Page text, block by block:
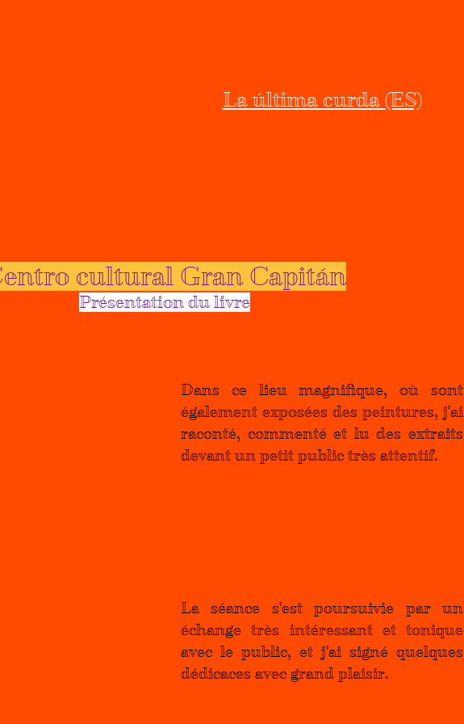
La última curda (ES)
cultural Gran Capitán
Présentation du livre
Dans ce lieu magnifique, où sont
également exposées des peintures, j'ai
raconté, commenté et lu des extraits
devant un petit public très attentif.
La séance s'est poursuivie par un
échange très intéressant et tonique
avec le public, et j'ai signé quelques
dédicaces avec grand plaisir.